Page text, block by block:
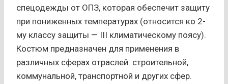
спецодежды от ОПЗ, которая обеспечит защиту
при пониженных температурах (относится ко 2-
му классу защиты — III климатическому поясу).
Костюм предназначен для применения в
различных сферах отраслей: строительной,
коммунальной, транспортной и других сфер.